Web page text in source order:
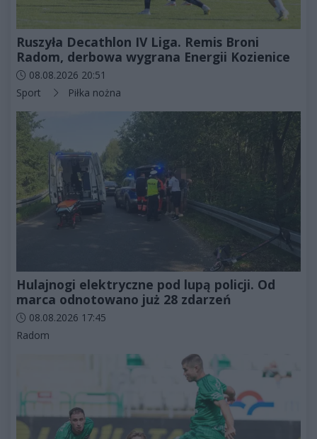
Ruszyła Decathlon IV Liga. Remis Broni
Radom, derbowa wygrana Energii Kozienice
Data dodania artykułu:
08.08.2026 20:51
Kategorie artykułu:
Sport Piłka nożna
Hulajnogi elektryczne pod lupą policji. Od
marca odnotowano już 28 zdarzeń
Data dodania artykułu:
08.08.2026 17:45
Kategorie artykułu:
Radom